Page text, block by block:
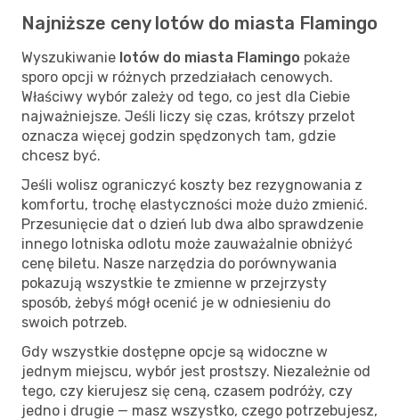
Najniższe ceny lotów do miasta Flamingo
Wyszukiwanie lotów do miasta Flamingo pokaże
sporo opcji w różnych przedziałach cenowych.
Właściwy wybór zależy od tego, co jest dla Ciebie
najważniejsze. Jeśli liczy się czas, krótszy przelot
oznacza więcej godzin spędzonych tam, gdzie
chcesz być.
Jeśli wolisz ograniczyć koszty bez rezygnowania z
komfortu, trochę elastyczności może dużo zmienić.
Przesunięcie dat o dzień lub dwa albo sprawdzenie
innego lotniska odlotu może zauważalnie obniżyć
cenę biletu. Nasze narzędzia do porównywania
pokazują wszystkie te zmienne w przejrzysty
sposób, żebyś mógł ocenić je w odniesieniu do
swoich potrzeb.
Gdy wszystkie dostępne opcje są widoczne w
jednym miejscu, wybór jest prostszy. Niezależnie od
tego, czy kierujesz się ceną, czasem podróży, czy
jedno i drugie — masz wszystko, czego potrzebujesz,